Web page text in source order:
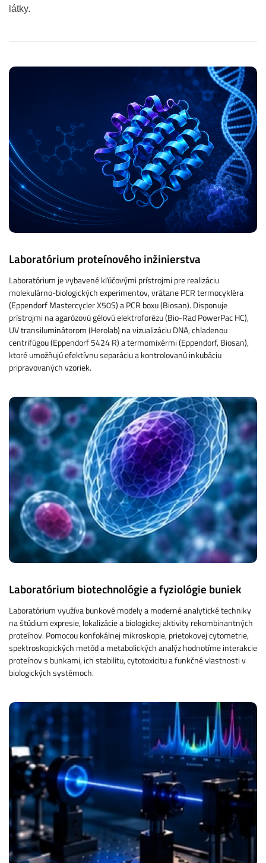
látky.
Laboratórium proteínového inžinierstva
Laboratórium je vybavené kľúčovými prístrojmi pre realizáciu
molekulárno-biologických experimentov, vrátane PCR termocykléra
(Eppendorf Mastercycler X50S) a PCR boxu (Biosan). Disponuje
prístrojmi na agarózovú gélovú elektroforézu (Bio-Rad PowerPac HC),
UV transiluminátorom (Herolab) na vizualizáciu DNA, chladenou
centrifúgou (Eppendorf 5424 R) a termomixérmi (Eppendorf, Biosan),
ktoré umožňujú efektívnu separáciu a kontrolovanú inkubáciu
pripravovaných vzoriek.
Laboratórium biotechnológie a fyziológie buniek
Laboratórium využíva bunkové modely a moderné analytické techniky
na štúdium expresie, lokalizácie a biologickej aktivity rekombinantných
proteínov. Pomocou konfokálnej mikroskopie, prietokovej cytometrie,
spektroskopických metód a metabolických analýz hodnotíme interakcie
proteínov s bunkami, ich stabilitu, cytotoxicitu a funkčné vlastnosti v
biologických systémoch.